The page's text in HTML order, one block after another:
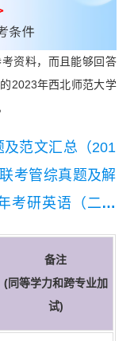
资料，而且能够回答
2023年西北师范大学
及范文汇总（201
考管综真题及解
考研英语（二）
）】
备注
(同等学力和跨专业加
试)